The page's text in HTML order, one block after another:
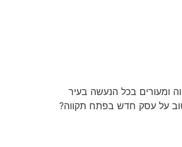
ומעורים בכל הנעשה בעיר
על עסק חדש בפתח תקווה?